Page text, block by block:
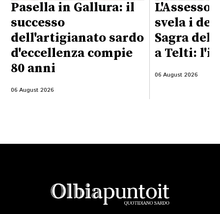
Pasella in Gallura: il
successo
dell'artigianato sardo
d'eccellenza compie
80 anni
06 August 2026
svela i
Sagra del
a Telti:
06 August 2026